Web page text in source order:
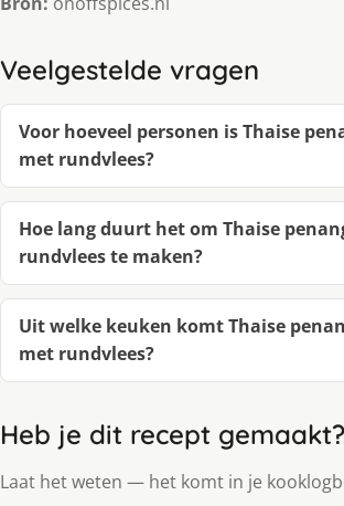
Veelgestelde vragen
Voor hoeveel personen is Thaise
met rundvlees?
Hoe lang duurt het om Thaise
rundvlees te maken?
Uit welke keuken komt Thaise
met rundvlees?
Heb je dit recept gemaakt?
Laat het weten — het komt in je